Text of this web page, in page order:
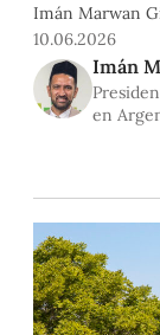
Imán Marwan
quien sostuvo
diálogo con el
la paz requiere
10.06.2026
Imán
en